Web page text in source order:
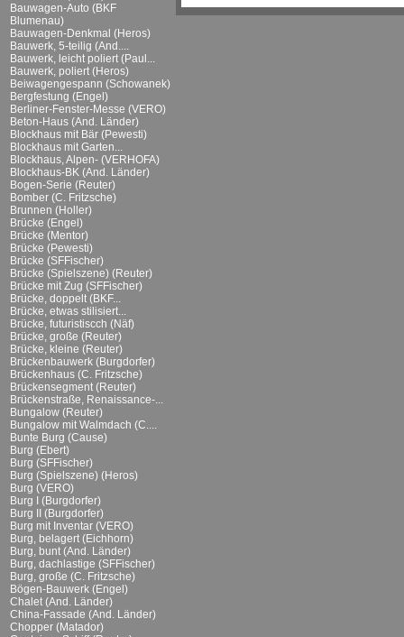
Bauwagen-Auto (BKF
Blumenau)
Bauwagen-Denkmal (Heros)
Bauwerk, 5-teilig (And....
Bauwerk, leicht poliert (Paul...
Bauwerk, poliert (Heros)
Beiwagengespann (Schowanek)
Bergfestung (Engel)
Berliner-Fenster-Messe (VERO)
Beton-Haus (And. Länder)
Blockhaus mit Bär (Pewesti)
Blockhaus mit Garten...
Blockhaus, Alpen- (VERHOFA)
Blockhaus-BK (And. Länder)
Bogen-Serie (Reuter)
Bomber (C. Fritzsche)
Brunnen (Holler)
Brücke (Engel)
Brücke (Mentor)
Brücke (Pewesti)
Brücke (SFFischer)
Brücke (Spielszene) (Reuter)
Brücke mit Zug (SFFischer)
Brücke, doppelt (BKF...
Brücke, etwas stilisiert...
Brücke, futuristiscch (Näf)
Brücke, große (Reuter)
Brücke, kleine (Reuter)
Brückenbauwerk (Burgdorfer)
Brückenhaus (C. Fritzsche)
Brückensegment (Reuter)
Brückenstraße, Renaissance-...
Bungalow (Reuter)
Bungalow mit Walmdach (C....
Bunte Burg (Cause)
Burg (Ebert)
Burg (SFFischer)
Burg (Spielszene) (Heros)
Burg (VERO)
Burg I (Burgdorfer)
Burg II (Burgdorfer)
Burg mit Inventar (VERO)
Burg, belagert (Eichhorn)
Burg, bunt (And. Länder)
Burg, dachlastige (SFFischer)
Burg, große (C. Fritzsche)
Bögen-Bauwerk (Engel)
Chalet (And. Länder)
China-Fassade (And. Länder)
Chopper (Matador)